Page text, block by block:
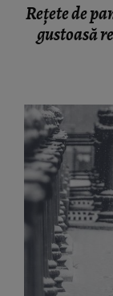
Rețete de
gustoasă